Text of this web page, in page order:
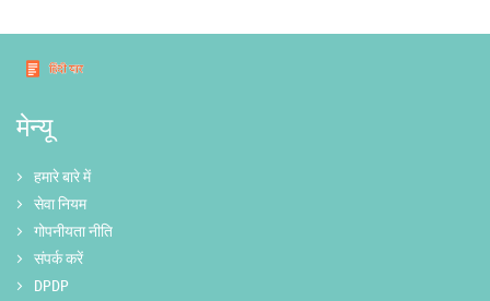
मेन्यू
हमारे बारे में
सेवा नियम
गोपनीयता नीति
संपर्क करें
DPDP